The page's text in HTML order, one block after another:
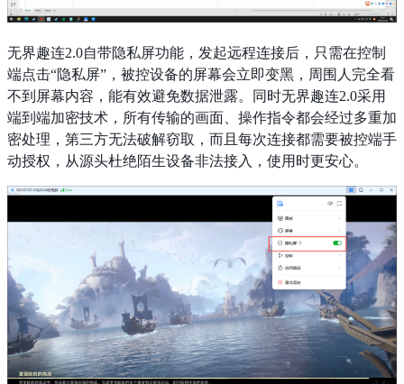
无界趣连2.0自带隐私屏功能，发起远程连接后，只需在控制
端点击“隐私屏”，被控设备的屏幕会立即变黑，周围人完全看
不到屏幕内容，能有效避免数据泄露。同时无界趣连2.0采用
端到端加密技术，所有传输的画面、操作指令都会经过多重加
密处理，第三方无法破解窃取，而且每次连接都需要被控端手
动授权，从源头杜绝陌生设备非法接入，使用时更安心。